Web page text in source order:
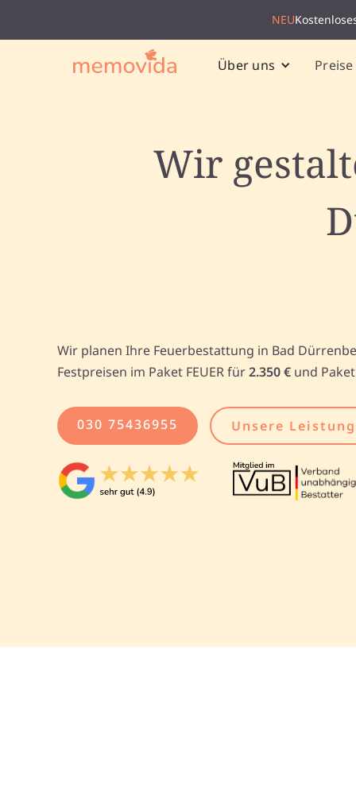
NEU
Über uns Preise
Wir
Wir planen Ihre Feuerbestattung in Bad
Festpreisen im Paket FEUER für2.350 € und
030 75436955 Unsere